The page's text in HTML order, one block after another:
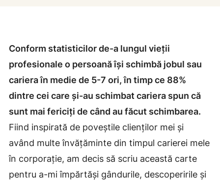
Conform statisticilor de-a lungul vieții
profesionale o persoană își schimbă jobul sau
cariera în medie de 5-7 ori, în timp ce 88%
dintre cei care și-au schimbat cariera spun că
sunt mai fericiți de când au făcut schimbarea.
Fiind inspirată de poveștile clienților mei și
având multe învățăminte din timpul carierei mele
în corporație, am decis să scriu această carte
pentru a-mi împărtăși gândurile, descoperirile și